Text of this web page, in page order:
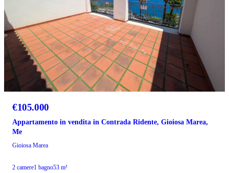
€105.000
Appartamento in vendita in Contrada Ridente, Gioiosa Marea,
Me
Gioiosa Marea
2 camere1 bagno53 m²